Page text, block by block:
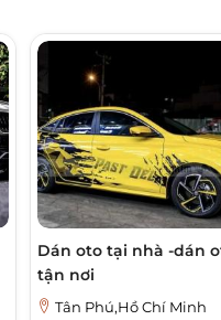
Dán oto tại nhà -dán
tận nơi
Tân Phú,Hồ Chí Minh